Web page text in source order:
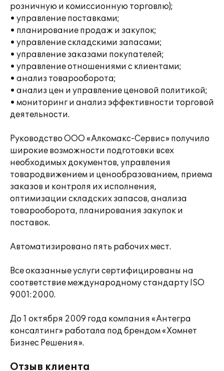
розничную и комиссионную торговлю);
• управление поставками;
• планирование продаж и закупок;
• управление складскими запасами;
• управление заказами покупателей;
• управление отношениями с клиентами;
• анализ товарооборота;
• анализ цен и управление ценовой политикой;
• мониторинг и анализ эффективности торговой
деятельности.
Руководство ООО «Алкомакс-Сервис» получило
широкие возможности подготовки всех
необходимых документов, управления
товародвижением и ценообразованием, приема
заказов и контроля их исполнения,
оптимизации складских запасов, анализа
товарооборота, планирования закупок и
поставок.
Автоматизировано пять рабочих мест.
Все оказанные услуги сертифицированы на
соответствие международному стандарту ISO
9001:2000.
До 1 октября 2009 года компания «Антегра
консалтинг» работала под брендом «Хомнет
Бизнес Решения».
Отзыв клиента